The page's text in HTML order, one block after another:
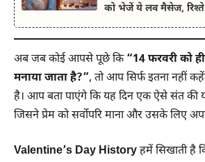
को भेजें ये लव मैसेज,
अब जब कोई आपसे पूछे कि“14 फरवरी को
मनाया जाता है?”, तो आप सिर्फ इतना नहीं
है। आप बता पाएंगे कि यह दिन एक ऐसे संत की
जिसने प्रेम को सर्वोपरि माना और उसके लिए
Valentine’s Day Historyहमें सिखाती है